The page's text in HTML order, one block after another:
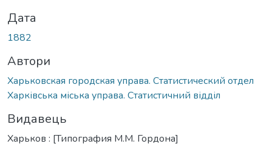
Дата
1882
Автори
Харьковская городская управа. Статистический отдел
Харківська міська управа. Статистичний відділ
Видавець
Харьков : [Типография М.М. Гордона]